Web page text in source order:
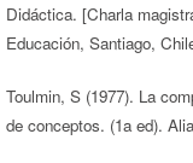
Didáctica. [Charla
Educación, Santiago,
Toulmin, S (1977). La
de conceptos. (1a ed).